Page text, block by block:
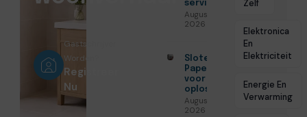
service
Augustus 5,
2026
Slotenmaker
Papendrecht
voor veilige
oplossingen
Augustus 3,
2026
Zelf
Elektronica
En
Elektriciteit
Energie En
Verwarming
Gastschrijver
Worden?
Registreer
Nu